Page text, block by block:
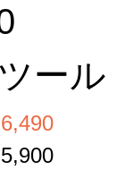
ール